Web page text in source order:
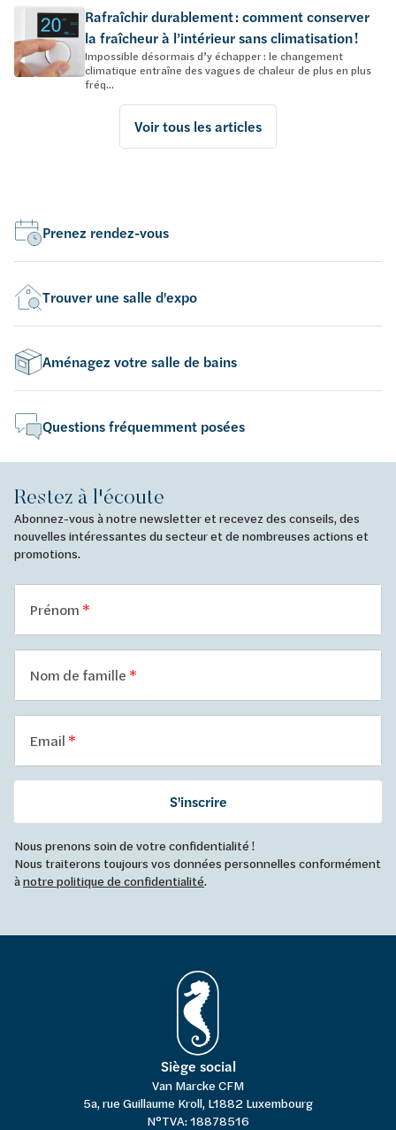
Rafraîchir durablement : comment conserver
la fraîcheur à l’intérieur sans climatisation !
Impossible désormais d’y échapper : le changement
climatique entraîne des vagues de chaleur de plus en plus
fréq...
Voir tous les articles
Prenez rendez-vous
Trouver une salle d'expo
Aménagez votre salle de bains
Questions fréquemment posées
Restez à l'écoute
Abonnez-vous à notre newsletter et recevez des conseils, des
nouvelles intéressantes du secteur et de nombreuses actions et
promotions.
Prénom
Nom de famille
Email
S'inscrire
Nous prenons soin de votre confidentialité !
Nous traiterons toujours vos données personnelles conformément
ànotre politique de confidentialité.
Siège social
Van Marcke CFM
5a, rue Guillaume Kroll, L1882 Luxembourg
N°TVA: 18878516